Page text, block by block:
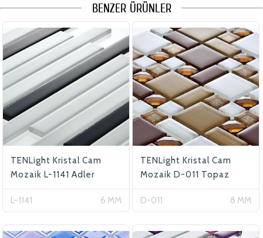
BENZER ÜRÜNLER
TENLight Kristal Cam
Mozaik L-1141 Adler
L-1141 6 MM
TENLight Kristal Cam
Mozaik D-011 Topaz
D-011 8 MM